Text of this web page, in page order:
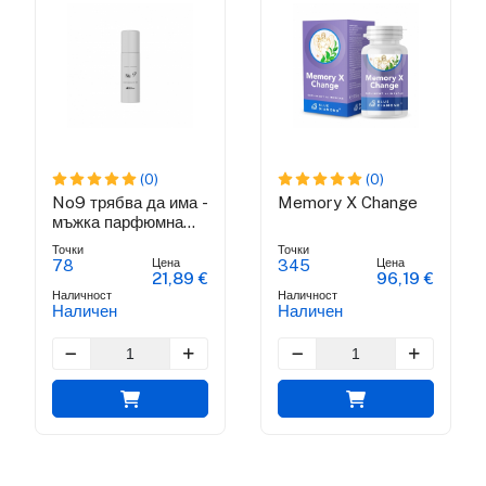
(0)
No9 трябва да има -
мъжка парфюмна
вода
Точки
78
Наличност
Наличен
Цена
21,89 €
(0)
Memory X Change
Точки
345
Наличност
Наличен
Цена
96,19 €